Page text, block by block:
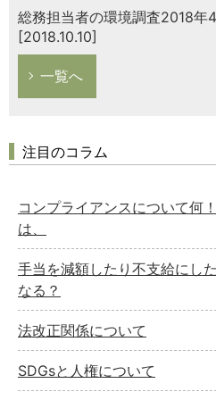
総務担当者の環境調査2018年
[2018.10.10]
一覧へ
注目のコラム
コンプライアンスについて何
は、
手当を減額したり不支給にし
なる？
法改正関係について
SDGsと人権について